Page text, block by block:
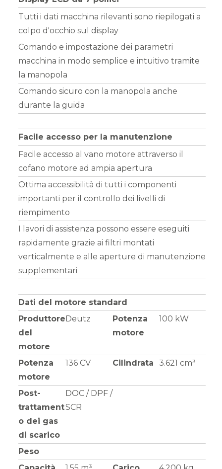
Tutti i dati macchina rilevanti sono riepilogati a
colpo d'occhio sul display
Comando e impostazione dei parametri
macchina in modo semplice e intuitivo tramite
la manopola
Comando sicuro con la manopola anche
durante la guida
Facile accesso per la manutenzione
Facile accesso al vano motore attraverso il
cofano motore ad ampia apertura
Ottima accessibilità di tutti i componenti
importanti per il controllo dei livelli di
riempimento
I lavori di assistenza possono essere eseguiti
rapidamente grazie ai filtri montati
verticalmente e alle aperture di manutenzione
supplementari
Dati del motore standard
Produttore
del
motore
Deutz
Potenza
motore
100 kW
Potenza
motore
136 CV Cilindrata 3.621 cm³
Post-
trattament
o dei gas
di scarico
DOC / DPF /
SCR
Peso